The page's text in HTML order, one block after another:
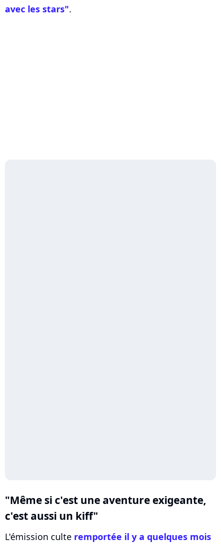
avec les stars".
"Même si c'est une aventure exigeante,
c'est aussi un kiff"
L'émission culte remportée il y a quelques mois